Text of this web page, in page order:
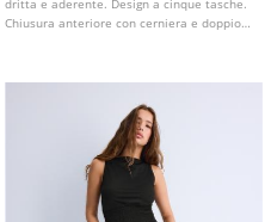
dritta e aderente. Design a cinque tasche.
Chiusura anteriore con cerniera e doppio